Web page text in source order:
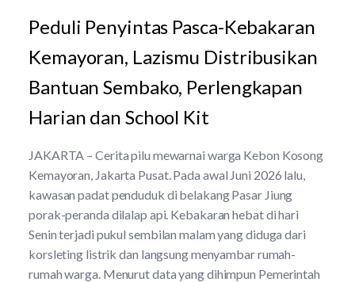
Peduli Penyintas Pasca-Kebakaran
Kemayoran, Lazismu Distribusikan
Bantuan Sembako, Perlengkapan
Harian dan School Kit
JAKARTA – Cerita pilu mewarnai warga Kebon Kosong
Kemayoran, Jakarta Pusat. Pada awal Juni 2026 lalu,
kawasan padat penduduk di belakang Pasar Jiung
porak-peranda dilalap api. Kebakaran hebat di hari
Senin terjadi pukul sembilan malam yang diduga dari
korsleting listrik dan langsung menyambar rumah-
rumah warga. Menurut data yang dihimpun Pemerintah